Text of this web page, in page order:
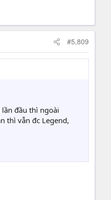
#5,809
đầu thì ngoài
thì vẫn đc Legend,